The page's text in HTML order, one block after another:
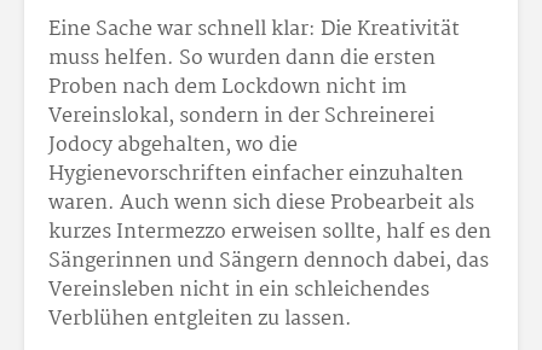
Eine Sache war schnell klar: Die Kreativität
muss helfen. So wurden dann die ersten
Proben nach dem Lockdown nicht im
Vereinslokal, sondern in der Schreinerei
Jodocy abgehalten, wo die
Hygienevorschriften einfacher einzuhalten
waren. Auch wenn sich diese Probearbeit als
kurzes Intermezzo erweisen sollte, half es den
Sängerinnen und Sängern dennoch dabei, das
Vereinsleben nicht in ein schleichendes
Verblühen entgleiten zu lassen.